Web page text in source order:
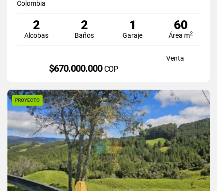
Colombia
2
Alcobas
2
Baños
1
Garaje
60
Área m2
Venta
$670.000.000 COP
PROYECTO